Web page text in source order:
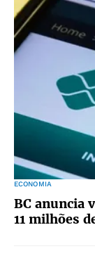
ECONOMIA
BC anuncia
11 milhões